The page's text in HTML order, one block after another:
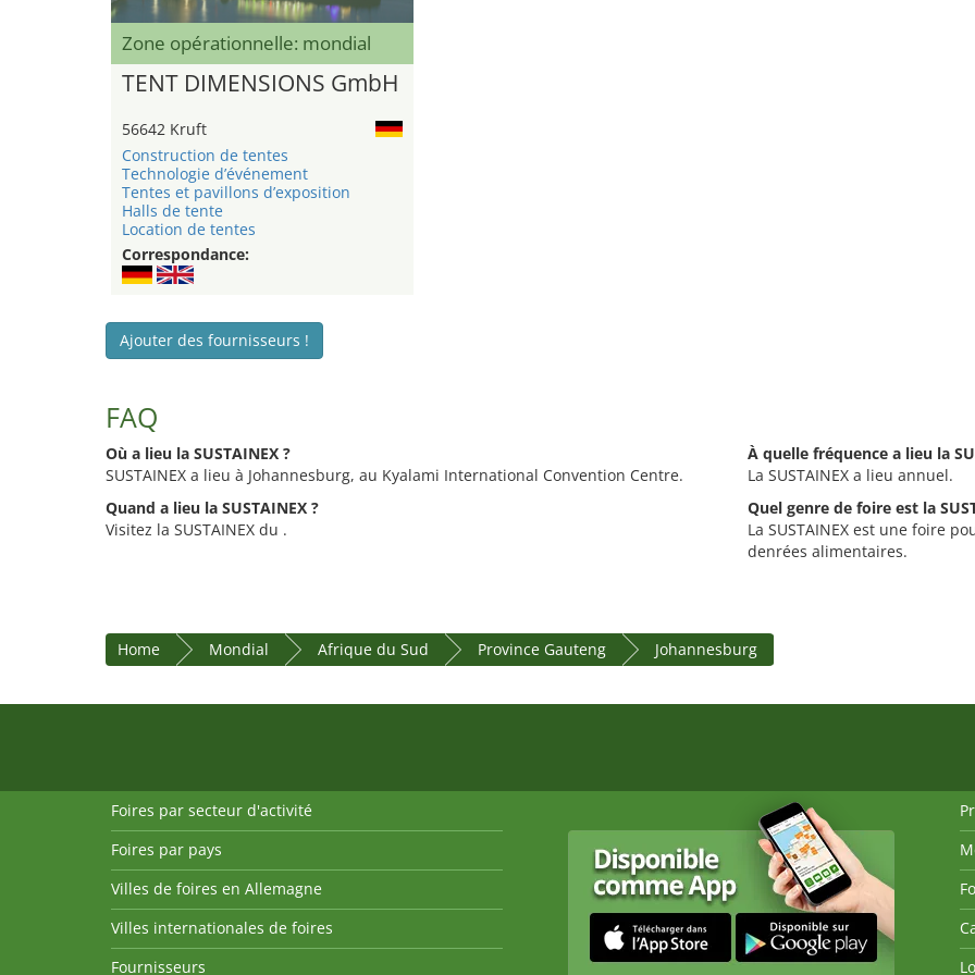
Zone opérationnelle: mondial
TENT DIMENSIONS GmbH
56642 Kruft
Construction de tentes
Technologie d’événement
Tentes et pavillons d’exposition
Halls de tente
Location de tentes
Correspondance:
Ajouter des fournisseurs !
FAQ
Où a lieu la SUSTAINEX ?
SUSTAINEX a lieu à Johannesburg, au Kyalami International Convention Centre.
Quand a lieu la SUSTAINEX ?
Visitez la SUSTAINEX du .
À quelle fréquence a lieu la
La SUSTAINEX a lieu annuel.
Quel genre de foire est la
La SUSTAINEX est une foire
denrées alimentaires.
Home Mondial Afrique du Sud Province Gauteng Johannesburg
Foires par secteur d'activité
Foires par pays
Villes de foires en Allemagne
Villes internationales de foires
Fournisseurs